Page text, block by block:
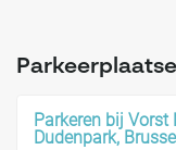
Parkeren bij
Dudenpark,